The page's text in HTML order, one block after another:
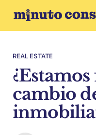
REAL ESTATE
cambio